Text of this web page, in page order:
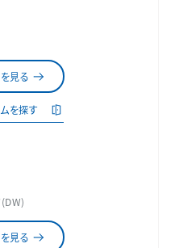
見る
を探す
見る